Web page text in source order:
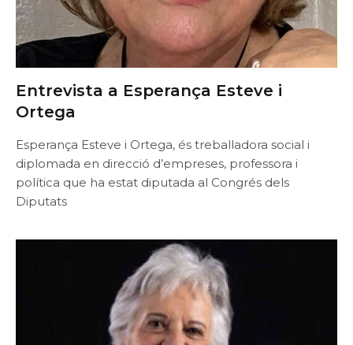
Entrevista a Esperança Esteve i
Ortega
Esperança Esteve i Ortega, és treballadora social i
diplomada en direcció d’empreses, professora i
política que ha estat diputada al Congrés dels
Diputats